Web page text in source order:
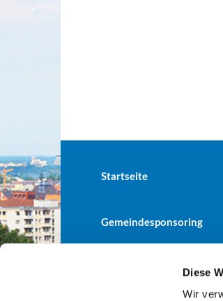
Diese
Wir
Startseite
Gemeindesponsoring
